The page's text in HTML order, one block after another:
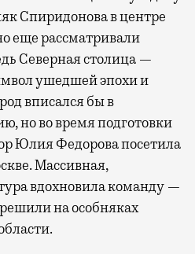
Спиридонова в центре
еще рассматривали
Северная столица —
ушедшей эпохи и
вписался бы в
но во время подготовки
Юлия Федорова посетила
Массивная,
вдохновила команду —
на особняках